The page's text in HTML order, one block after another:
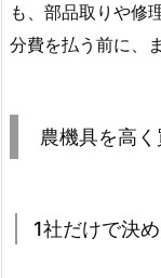
も、部品取りや修
分費を払う前に、
農機具を高
1社だけで決